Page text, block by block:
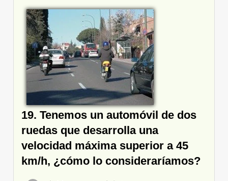
19. Tenemos un automóvil de dos
ruedas que desarrolla una
velocidad máxima superior a 45
km/h, ¿cómo lo consideraríamos?